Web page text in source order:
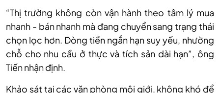
“Thị trường không còn vận hành theo tâm lý mua
nhanh - bán nhanh mà đang chuyển sang trạng thái
chọn lọc hơn. Dòng tiền ngắn hạn suy yếu, nhường
chỗ cho nhu cầu ở thực và tích sản dài hạn”, ông
Tiến nhận định.
Khảo sát tại các văn phòng môi giới, không khó để